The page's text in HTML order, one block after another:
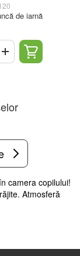
de iarnă
camera copilului!
Atmosferă